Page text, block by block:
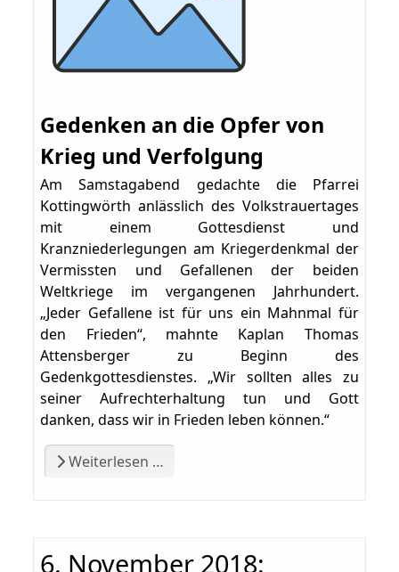
Gedenken an die Opfer von
Krieg und Verfolgung
Am Samstagabend gedachte die Pfarrei
Kottingwörth anlässlich des Volkstrauertages
mit einem Gottesdienst und
Kranzniederlegungen am Kriegerdenkmal der
Vermissten und Gefallenen der beiden
Weltkriege im vergangenen Jahrhundert.
„Jeder Gefallene ist für uns ein Mahnmal für
den Frieden“, mahnte Kaplan Thomas
Attensberger zu Beginn des
Gedenkgottesdienstes. „Wir sollten alles zu
seiner Aufrechterhaltung tun und Gott
danken, dass wir in Frieden leben können.“
Weiterlesen …
6. November 2018: